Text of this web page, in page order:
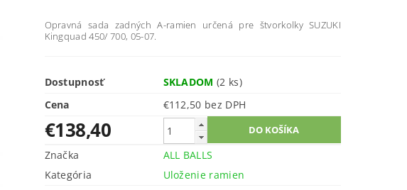
Opravná sada zadných A-ramien určená pre štvorkolky SUZUKI
Kingquad 450/ 700, 05-07.
Dostupnosť SKLADOM(2 ks)
Cena
€112,50 bez DPH
€138,40
Značka
ALL BALLS
Kategória
Uloženie ramien